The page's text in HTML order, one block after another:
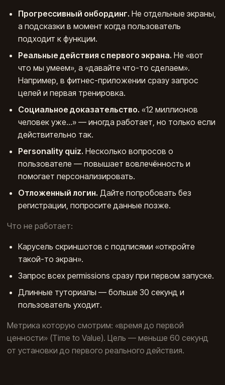
Прогрессивный онбординг. Не отдельные экраны,
а подсказки в момент когда пользователь
подходит к функции.
Реальные действия с первого экрана. Не «вот
что мы умеем», а «давайте что-то сделаем».
Например, в фитнес-приложении сразу запрос
целей и первая тренировка.
Социальное доказательство. «12 миллионов
человек уже…» — иногда работает, но только если
действительно так.
Personality quiz. Несколько вопросов о
пользователе — повышает вовлечённость и
помогает персонализировать.
Отложенный логин. Дайте попробовать без
регистрации, попросите данные позже.
Что не работает:
Карусель скриншотов с подписями «откройте
такой-то экран».
Запрос всех permissions сразу при первом запуске.
Длинные туториалы — больше 30 секунд и
пользователь уходит.
Метрика которую смотрим: «время до первой
ценности» (Time to Value). Цель — меньше 60 секунд
от установки до первого реального действия.